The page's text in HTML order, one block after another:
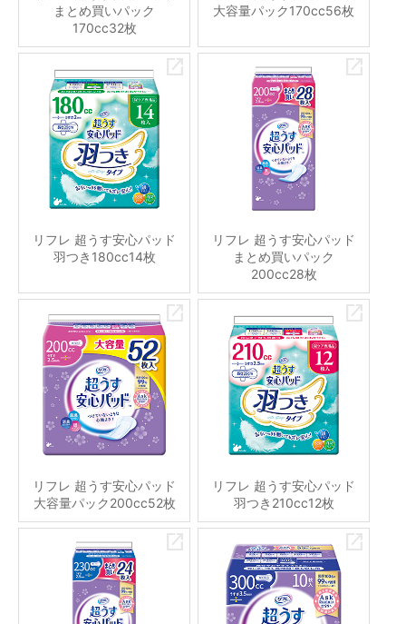
まとめ買いパック
170cc32枚
大容量パック170cc56枚
リフレ 超うす安心パッド
羽つき180cc14枚
リフレ 超うす安心パッド
まとめ買いパック
200cc28枚
リフレ 超うす安心パッド
大容量パック200cc52枚
リフレ 超うす安心パッド
羽つき210cc12枚